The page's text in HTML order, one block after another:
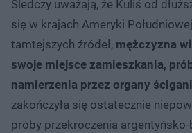
Śledczy uważają, że Kuliś od
się w krajach Ameryki
tamtejszych źródeł, mężczyzna
swoje miejsce zamieszkania,
namierzenia przez organy
zakończyła się ostatecznie
próby przekroczenia